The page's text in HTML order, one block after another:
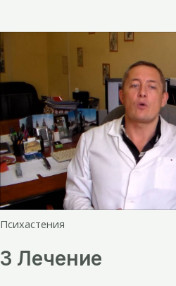
Психастения
3 Лечение